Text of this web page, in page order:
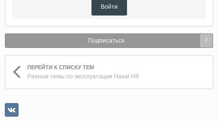
Войти
Подписаться 2
ПЕРЕЙТИ К СПИСКУ ТЕМ
Разные темы по эксплуатации Haval H9